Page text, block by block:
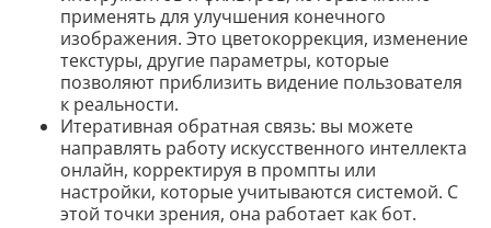
применять для улучшения конечного
изображения. Это цветокоррекция, изменение
текстуры, другие параметры, которые
позволяют приблизить видение пользователя
к реальности.
Итеративная обратная связь: вы можете
направлять работу искусственного интеллекта
онлайн, корректируя в промпты или
настройки, которые учитываются системой. С
этой точки зрения, она работает как бот.